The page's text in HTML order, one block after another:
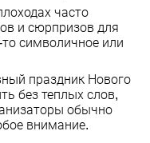
часто
и сюрпризов для
символичное или
праздник Нового
без теплых слов,
обычно
внимание.